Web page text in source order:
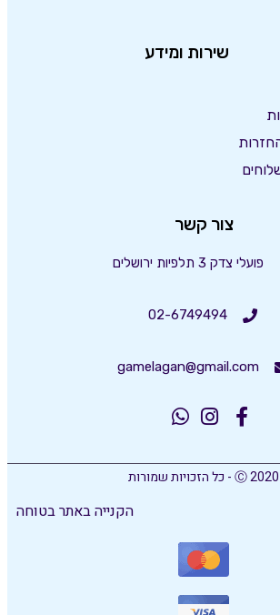
שירות ומידע
צור קשר
פועלי צדק 3 תלפיות ירושלים
02-6749494
gamelagan@gmail.com
Ⓒ 2020 - כל הזכויות שמורות
הקנייה באתר בטוחה